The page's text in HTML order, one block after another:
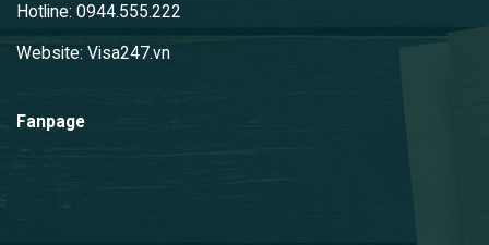
Hotline: 0944.555.222
Website: Visa247.vn
Fanpage